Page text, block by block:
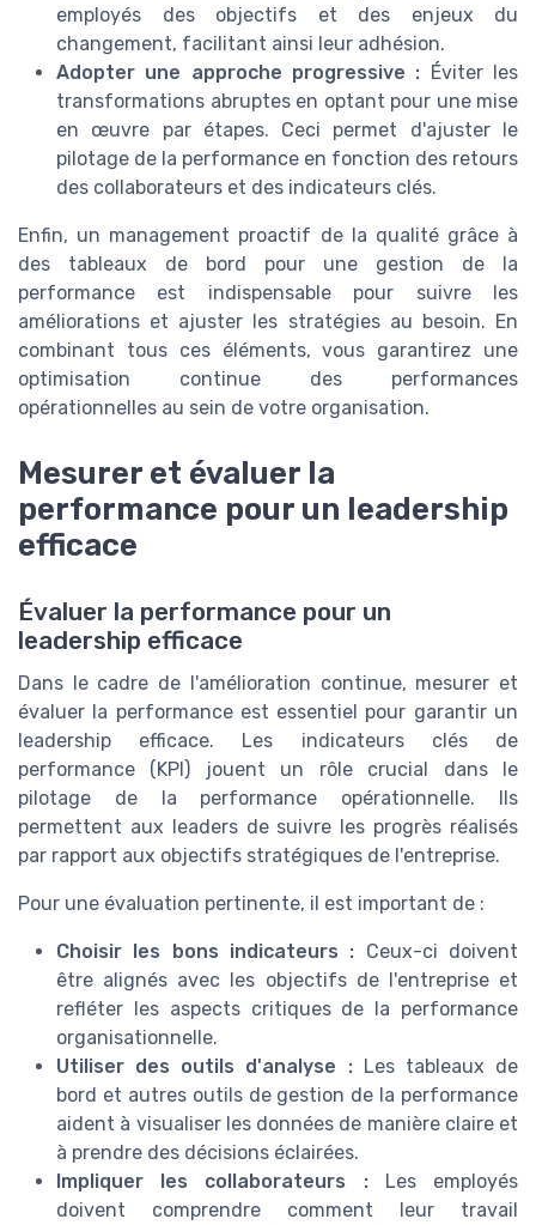
employés des objectifs et des enjeux du
changement, facilitant ainsi leur adhésion.
Adopter une approche progressive : Éviter les
transformations abruptes en optant pour une mise
en œuvre par étapes. Ceci permet d'ajuster le
pilotage de la performance en fonction des retours
des collaborateurs et des indicateurs clés.
Enfin, un management proactif de la qualité grâce à
des tableaux de bord pour une gestion de la
performance est indispensable pour suivre les
améliorations et ajuster les stratégies au besoin. En
combinant tous ces éléments, vous garantirez une
optimisation continue des performances
opérationnelles au sein de votre organisation.
Mesurer et évaluer la
performance pour un leadership
efficace
Évaluer la performance pour un
leadership efficace
Dans le cadre de l'amélioration continue, mesurer et
évaluer la performance est essentiel pour garantir un
leadership efficace. Les indicateurs clés de
performance (KPI) jouent un rôle crucial dans le
pilotage de la performance opérationnelle. Ils
permettent aux leaders de suivre les progrès réalisés
par rapport aux objectifs stratégiques de l'entreprise.
Pour une évaluation pertinente, il est important de :
Choisir les bons indicateurs : Ceux-ci doivent
être alignés avec les objectifs de l'entreprise et
refléter les aspects critiques de la performance
organisationnelle.
Utiliser des outils d'analyse :Les tableaux de
bord et autres outils de gestion de la performance
aident à visualiser les données de manière claire et
à prendre des décisions éclairées.
Impliquer les collaborateurs :Les employés
doivent comprendre comment leur travail